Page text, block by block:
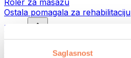
Saglasnost
Roler za masažu
Ostala pomagala za rehabilitaciju
Torbe
Torbe za hranu
Sportske torbe